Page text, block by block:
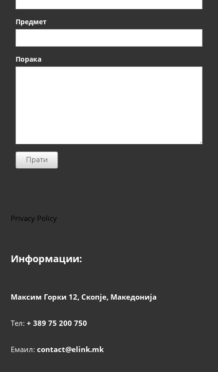
Предмет
Порака
Прати
Privacy Policy
Информации:
Максим Горки 12, Скопје, Македонија
Тел: + 389 75 200 750
Емаил: contact@elink.mk